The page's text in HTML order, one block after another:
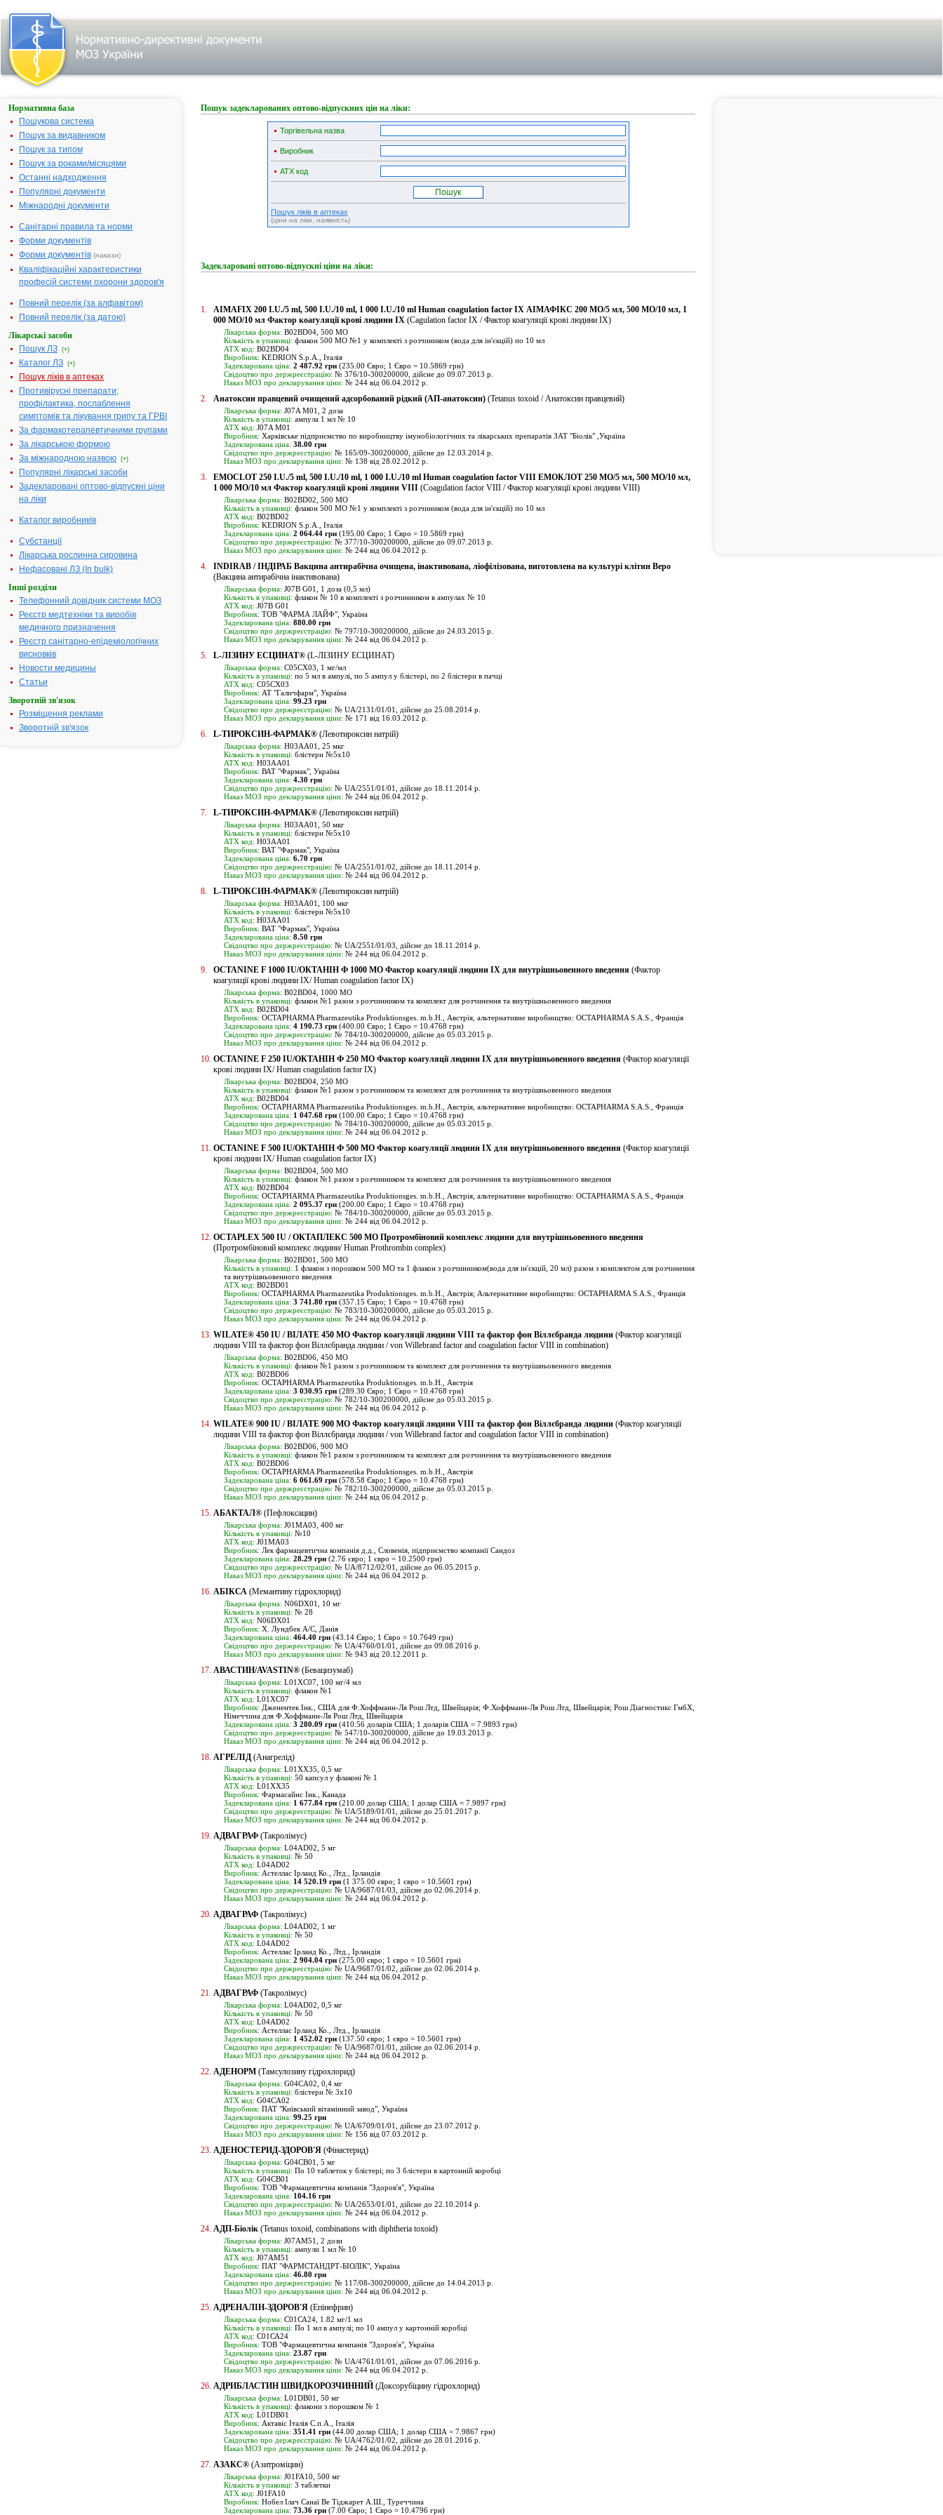
Нормативна база
Пошукова система
Пошук за видавником
Пошук за типом
Пошук за роками/місяцями
Останні надходження
Популярні документи
Міжнародні документи
Санітарні правила та норми
Форми документів
Форми документів (накази)
Кваліфікаційні характеристики
професій системи охорони здоров'я
Повний перелік (за алфавітом)
Повний перелік (за датою)
Лікарські засоби
Пошук ЛЗ (+)
Каталог ЛЗ (+)
Пошук ліків в аптеках
Противірусні препарати;
профілактика, послаблення
симптомів та лікування грипу та ГРВІ
За фармакотерапевтичними групами
За лікарською формою
За міжнародною назвою (+)
Популярні лікарські засоби
Задекларовані оптово-відпускні ціни
на ліки
Каталог виробників
Субстанції
Лікарська рослинна сировина
Нефасовані ЛЗ (In bulk)
Інші розділи
Телефонний довідник системи МОЗ
Реєстр медтехніки та виробів
медичного призначення
Реєстр санітарно-епідеміологічних
висновків
Новости медицины
Статьи
Зворотній зв'язок
Розміщення реклами
Зворотній зв'язок
Пошук задекларованих оптово-відпускних цін на ліки:
Торгівельна назва
Виробник
АТX код
Пошук ліків в аптеках
(ціни на ліки, наявність)
Задекларовані оптово-відпускні ціни на ліки:
1.
AIMAFIX 200 I.U./5 ml, 500 I.U./10 ml, 1 000 I.U./10 ml Human coagulation factor IX АІМАФІКС 200 МО/5 мл, 500 МО/10 мл, 1
000 МО/10 мл Фактор коагуляції крові людини IX (Cagulation factor IX / Фактор коагуляції крові людини ІХ)
Лікарська форма: B02BD04, 500 МО
Кількість в упаковці: флакон 500 МО №1 у комплекті з розчиником (вода для ін'єкцій) по 10 мл
ATX код: B02BD04
Виробник: KEDRION S.p.A., Італія
Задекларована ціна: 2 487.92 грн (235.00 Євро; 1 Євро = 10.5869 грн)
Свідоцтво про держреєстрацію: № 376/10-300200000, дійсне до 09.07.2013 р.
Наказ МОЗ про декларування ціни: № 244 від 06.04.2012 р.
2. Aнатоксин правцевий очищений адсорбований рідкий (АП-анатоксин) (Tetanus toxoid / Анатоксин правцевий)
Лікарська форма: J07A M01, 2 доза
Кількість в упаковці: ампула 1 мл № 10
ATX код: J07A M01
Виробник: Харківське підприємство по виробництву імунобіологічних та лікарських препаратів ЗАТ "Біолік" ,Україна
Задекларована ціна: 38.00 грн
Свідоцтво про держреєстрацію: № 165/09-300200000, дійсне до 12.03.2014 р.
Наказ МОЗ про декларування ціни: № 138 від 28.02.2012 р.
3.
EMOCLOT 250 I.U./5 ml, 500 I.U./10 ml, 1 000 I.U./10 ml Human coagulation factor VIII ЕМОКЛОТ 250 МО/5 мл, 500 МО/10 мл,
1 000 МО/10 мл Фактор коагуляції крові людини VIII (Coagulation factor VIII / Фактор коагуляції крові людини VIII)
Лікарська форма: B02BD02, 500 МО
Кількість в упаковці: флакон 500 МО №1 у комплекті з розчиником (вода для ін'єкцій) по 10 мл
ATX код: B02BD02
Виробник: KEDRION S.p.A., Італія
Задекларована ціна: 2 064.44 грн (195.00 Євро; 1 Євро = 10.5869 грн)
Свідоцтво про держреєстрацію: № 377/10-300200000, дійсне до 09.07.2013 р.
Наказ МОЗ про декларування ціни: № 244 від 06.04.2012 р.
4.
INDIRAB / ІНДІРАБ Вакцина антирабічна очищена, інактивована, ліофілізована, виготовлена на культурі клітин Веро
(Вакцина антирабічна інактивована)
Лікарська форма: J07B G01, 1 доза (0,5 мл)
Кількість в упаковці: флакон № 10 в комплекті з розчинником в ампулах № 10
ATX код: J07B G01
Виробник: ТОВ "ФАРМА ЛАЙФ", Україна
Задекларована ціна: 880.00 грн
Свідоцтво про держреєстрацію: № 797/10-300200000, дійсне до 24.03.2015 р.
Наказ МОЗ про декларування ціни: № 244 від 06.04.2012 р.
5. L-ЛІЗИНУ ЕСЦИНАТ® (L-ЛІЗИНУ ЕСЦИНАТ)
Лікарська форма: C05CX03, 1 мг/мл
Кількість в упаковці: по 5 мл в ампулі, по 5 ампул у блістері, по 2 блістери в пачці
ATX код: C05CX03
Виробник: АТ "Галичфарм", Україна
Задекларована ціна: 99.23 грн
Свідоцтво про держреєстрацію: № UA/2131/01/01, дійсне до 25.08.2014 р.
Наказ МОЗ про декларування ціни: № 171 від 16.03.2012 р.
6. L-ТИРОКСИН-ФАРМАК® (Левотироксин натрій)
Лікарська форма: H03AA01, 25 мкг
Кількість в упаковці: блістери №5х10
ATX код: H03AA01
Виробник: ВАТ "Фармак", Україна
Задекларована ціна: 4.30 грн
Свідоцтво про держреєстрацію: № UA/2551/01/01, дійсне до 18.11.2014 р.
Наказ МОЗ про декларування ціни: № 244 від 06.04.2012 р.
7. L-ТИРОКСИН-ФАРМАК® (Левотироксин натрій)
Лікарська форма: H03AA01, 50 мкг
Кількість в упаковці: блістери №5х10
ATX код: H03AA01
Виробник: ВАТ "Фармак", Україна
Задекларована ціна: 6.70 грн
Свідоцтво про держреєстрацію: № UA/2551/01/02, дійсне до 18.11.2014 р.
Наказ МОЗ про декларування ціни: № 244 від 06.04.2012 р.
8. L-ТИРОКСИН-ФАРМАК® (Левотироксин натрій)
Лікарська форма: H03AA01, 100 мкг
Кількість в упаковці: блістери №5х10
ATX код: H03AA01
Виробник: ВАТ "Фармак", Україна
Задекларована ціна: 8.50 грн
Свідоцтво про держреєстрацію: № UA/2551/01/03, дійсне до 18.11.2014 р.
Наказ МОЗ про декларування ціни: № 244 від 06.04.2012 р.
9. OCTANINE F 1000 IU/ОКТАНІН Ф 1000 МО Фактор коагуляції людини ІХ для внутрішньовенного введення (Фактор
коагуляції крові людини ІХ/ Human coagulation factor ІХ)
Лікарська форма: B02BD04, 1000 МО
Кількість в упаковці: флакон №1 разом з розчинником та комплект для розчинення та внутрішньовенного введення
ATX код: B02BD04
Виробник: OCTAPHARMA Pharmazeutika Produktionsges. m.b.H., Австрія, альтернативне виробництво: OCTAPHARMA S.A.S., Франція
Задекларована ціна: 4 190.73 грн (400.00 Євро; 1 Євро = 10.4768 грн)
Свідоцтво про держреєстрацію: № 784/10-300200000, дійсне до 05.03.2015 р.
Наказ МОЗ про декларування ціни: № 244 від 06.04.2012 р.
10. OCTANINE F 250 IU/ОКТАНІН Ф 250 МО Фактор коагуляції людини ІХ для внутрішньовенного введення (Фактор коагуляції
крові людини ІХ/ Human coagulation factor ІХ)
Лікарська форма: B02BD04, 250 МО
Кількість в упаковці: флакон №1 разом з розчинником та комплект для розчинення та внутрішньовенного введення
ATX код: B02BD04
Виробник: OCTAPHARMA Pharmazeutika Produktionsges. m.b.H., Австрія, альтернативне виробництво: OCTAPHARMA S.A.S., Франція
Задекларована ціна: 1 047.68 грн (100.00 Євро; 1 Євро = 10.4768 грн)
Свідоцтво про держреєстрацію: № 784/10-300200000, дійсне до 05.03.2015 р.
Наказ МОЗ про декларування ціни: № 244 від 06.04.2012 р.
11. OCTANINE F 500 IU/ОКТАНІН Ф 500 МО Фактор коагуляції людини ІХ для внутрішньовенного введення (Фактор коагуляції
крові людини ІХ/ Human coagulation factor ІХ)
Лікарська форма: B02BD04, 500 МО
Кількість в упаковці: флакон №1 разом з розчинником та комплект для розчинення та внутрішньовенного введення
ATX код: B02BD04
Виробник: OCTAPHARMA Pharmazeutika Produktionsges. m.b.H., Австрія, альтернативне виробництво: OCTAPHARMA S.A.S., Франція
Задекларована ціна: 2 095.37 грн (200.00 Євро; 1 Євро = 10.4768 грн)
Свідоцтво про держреєстрацію: № 784/10-300200000, дійсне до 05.03.2015 р.
Наказ МОЗ про декларування ціни: № 244 від 06.04.2012 р.
12. OCTAPLEX 500 IU / ОКТАПЛЕКС 500 МО Протромбіновий комплекс людини для внутрішньовенного введення
(Протромбіновий комплекс людини/ Human Prothrombin complex)
Лікарська форма: B02BD01, 500 МО
Кількість в упаковці: 1 флакон з порошком 500 МО та 1 флакон з розчинником(вода для ін'єкцій, 20 мл) разом з комплектом для розчинення
та внутрішньовенного введення
ATX код: B02BD01
Виробник: OCTAPHARMA Pharmazeutika Produktionsges. m.b.H., Австрія; Альтернативне виробництво: OCTAPHARMA S.A.S., Франція
Задекларована ціна: 3 741.80 грн (357.15 Євро; 1 Євро = 10.4768 грн)
Свідоцтво про держреєстрацію: № 783/10-300200000, дійсне до 05.03.2015 р.
Наказ МОЗ про декларування ціни: № 244 від 06.04.2012 р.
13. WILATE® 450 IU / ВІЛАТЕ 450 МО Фактор коагуляції людини VIII та фактор фон Віллєбранда людини (Фактор коагуляції
людини VIII та фактор фон Віллєбранда людини / von Willebrand factor and coagulation factor VIII in combination)
Лікарська форма: B02BD06, 450 МО
Кількість в упаковці: флакон №1 разом з розчинником та комплект для розчинення та внутрішньовенного введення
ATX код: B02BD06
Виробник: OCTAPHARMA Pharmazeutika Produktionsges. m.b.H., Австрія
Задекларована ціна: 3 030.95 грн (289.30 Євро; 1 Євро = 10.4768 грн)
Свідоцтво про держреєстрацію: № 782/10-300200000, дійсне до 05.03.2015 р.
Наказ МОЗ про декларування ціни: № 244 від 06.04.2012 р.
14. WILATE® 900 IU / ВІЛАТЕ 900 МО Фактор коагуляції людини VIII та фактор фон Віллєбранда людини (Фактор коагуляції
людини VIII та фактор фон Віллєбранда людини / von Willebrand factor and coagulation factor VIII in combination)
Лікарська форма: B02BD06, 900 МО
Кількість в упаковці: флакон №1 разом з розчинником та комплект для розчинення та внутрішньовенного введення
ATX код: B02BD06
Виробник: OCTAPHARMA Pharmazeutika Produktionsges. m.b.H., Австрія
Задекларована ціна: 6 061.69 грн (578.58 Євро; 1 Євро = 10.4768 грн)
Свідоцтво про держреєстрацію: № 782/10-300200000, дійсне до 05.03.2015 р.
Наказ МОЗ про декларування ціни: № 244 від 06.04.2012 р.
15. АБАКТАЛ® (Пефлоксацин)
Лікарська форма: J01MA03, 400 мг
Кількість в упаковці: №10
ATX код: J01MA03
Виробник: Лек фармацевтична компанія д.д., Словенія, підприємство компанії Сандоз
Задекларована ціна: 28.29 грн (2.76 євро; 1 євро = 10.2500 грн)
Свідоцтво про держреєстрацію: № UA/8712/02/01, дійсне до 06.05.2015 р.
Наказ МОЗ про декларування ціни: № 244 від 06.04.2012 р.
16. АБІКСА (Мемантину гідрохлорид)
Лікарська форма: N06DX01, 10 мг
Кількість в упаковці: № 28
ATX код: N06DX01
Виробник: Х. Лундбек А/С, Данія
Задекларована ціна: 464.40 грн (43.14 Євро; 1 Євро = 10.7649 грн)
Свідоцтво про держреєстрацію: № UA/4760/01/01, дійсне до 09.08.2016 р.
Наказ МОЗ про декларування ціни: № 943 від 20.12.2011 р.
17. АВАСТИН/AVASTIN® (Бевацизумаб)
Лікарська форма: L01XC07, 100 мг/4 мл
Кількість в упаковці: флакон №1
ATX код: L01XC07
Виробник: Дженентек Інк., США для Ф.Хоффманн-Ля Рош Лтд, Швейцарія; Ф.Хоффманн-Ля Рош Лтд, Швейцарія; Рош Діагностикс ГмбХ,
Німеччина для Ф.Хоффманн-Ля Рош Лтд, Швейцарія
Задекларована ціна: 3 280.09 грн (410.56 доларів США; 1 доларів США = 7.9893 грн)
Свідоцтво про держреєстрацію: № 547/10-300200000, дійсне до 19.03.2013 р.
Наказ МОЗ про декларування ціни: № 244 від 06.04.2012 р.
18. АГРЕЛІД (Анагрелід)
Лікарська форма: L01XX35, 0,5 мг
Кількість в упаковці: 50 капсул у флаконі № 1
ATX код: L01XX35
Виробник: Фармасайнс Інк., Канада
Задекларована ціна: 1 677.84 грн (210.00 долар США; 1 долар США = 7.9897 грн)
Свідоцтво про держреєстрацію: № UA/5189/01/01, дійсне до 25.01.2017 р.
Наказ МОЗ про декларування ціни: № 244 від 06.04.2012 р.
19. АДВАГРАФ (Такролімус)
Лікарська форма: L04AD02, 5 мг
Кількість в упаковці: № 50
ATX код: L04AD02
Виробник: Астеллас Ірланд Ко., Лтд., Ірландія
Задекларована ціна: 14 520.19 грн (1 375.00 євро; 1 євро = 10.5601 грн)
Свідоцтво про держреєстрацію: № UA/9687/01/03, дійсне до 02.06.2014 р.
Наказ МОЗ про декларування ціни: № 244 від 06.04.2012 р.
20. АДВАГРАФ (Такролімус)
Лікарська форма: L04AD02, 1 мг
Кількість в упаковці: № 50
ATX код: L04AD02
Виробник: Астеллас Ірланд Ко., Лтд., Ірландія
Задекларована ціна: 2 904.04 грн (275.00 євро; 1 євро = 10.5601 грн)
Свідоцтво про держреєстрацію: № UA/9687/01/02, дійсне до 02.06.2014 р.
Наказ МОЗ про декларування ціни: № 244 від 06.04.2012 р.
21. АДВАГРАФ (Такролімус)
Лікарська форма: L04AD02, 0,5 мг
Кількість в упаковці: № 50
ATX код: L04AD02
Виробник: Астеллас Ірланд Ко., Лтд., Ірландія
Задекларована ціна: 1 452.02 грн (137.50 євро; 1 євро = 10.5601 грн)
Свідоцтво про держреєстрацію: № UA/9687/01/01, дійсне до 02.06.2014 р.
Наказ МОЗ про декларування ціни: № 244 від 06.04.2012 р.
22. АДЕНОРМ (Тамсулозину гідрохлорид)
Лікарська форма: G04CA02, 0,4 мг
Кількість в упаковці: блістери № 3x10
ATX код: G04CA02
Виробник: ПАТ "Київський вітамінний завод", Україна
Задекларована ціна: 99.25 грн
Свідоцтво про держреєстрацію: № UA/6709/01/01, дійсне до 23.07.2012 р.
Наказ МОЗ про декларування ціни: № 156 від 07.03.2012 р.
23. АДЕНОСТЕРИД-ЗДОРОВ'Я (Фінастерид)
Лікарська форма: G04CB01, 5 мг
Кількість в упаковці: По 10 таблеток у блістері; по 3 блістери в картонній коробці
ATX код: G04CB01
Виробник: ТОВ "Фармацевтична компанія "Здоров'я", Україна
Задекларована ціна: 104.16 грн
Свідоцтво про держреєстрацію: № UA/2653/01/01, дійсне до 22.10.2014 р.
Наказ МОЗ про декларування ціни: № 244 від 06.04.2012 р.
24. АДП-Біолік (Tetanus toxoid, combinations with diphtheria toxoid)
Лікарська форма: J07AM51, 2 дози
Кількість в упаковці: ампули 1 мл № 10
ATX код: J07AM51
Виробник: ПАТ "ФАРМСТАНДРТ-БІОЛІК", Україна
Задекларована ціна: 46.80 грн
Свідоцтво про держреєстрацію: № 117/08-300200000, дійсне до 14.04.2013 р.
Наказ МОЗ про декларування ціни: № 244 від 06.04.2012 р.
25. АДРЕНАЛІН-ЗДОРОВ'Я (Епінефрин)
Лікарська форма: С01СА24, 1.82 мг/1 мл
Кількість в упаковці: По 1 мл в ампулі; по 10 ампул у картонній коробці
ATX код: С01СА24
Виробник: ТОВ "Фармацевтична компанія "Здоров'я", Україна
Задекларована ціна: 23.87 грн
Свідоцтво про держреєстрацію: № UA/4761/01/01, дійсне до 07.06.2016 р.
Наказ МОЗ про декларування ціни: № 244 від 06.04.2012 р.
26. АДРИБЛАСТИН ШВИДКОРОЗЧИННИЙ (Доксорубіцину гідрохлорид)
Лікарська форма: L01DB01, 50 мг
Кількість в упаковці: флакони з порошком № 1
ATX код: L01DB01
Виробник: Актавіс Італія С.п.А., Італія
Задекларована ціна: 351.41 грн (44.00 долар США; 1 долар США = 7.9867 грн)
Свідоцтво про держреєстрацію: № UA/4762/01/02, дійсне до 28.01.2016 р.
Наказ МОЗ про декларування ціни: № 244 від 06.04.2012 р.
27. АЗАКС® (Азитроміцин)
Лікарська форма: J01FA10, 500 мг
Кількість в упаковці: 3 таблетки
ATX код: J01FA10
Виробник: Нобел Ілач Санаї Ве Тіджарет А.Ш., Туреччина
Задекларована ціна: 73.36 грн (7.00 Євро; 1 Євро = 10.4796 грн)